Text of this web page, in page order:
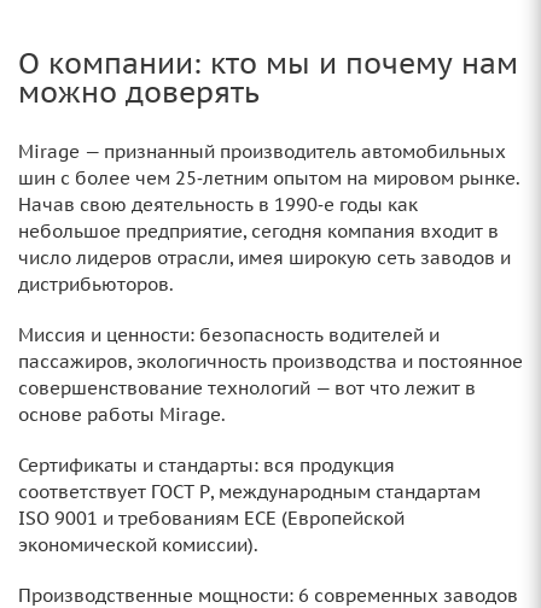
О компании: кто мы и почему нам
можно доверять
Mirage — признанный производитель автомобильных
шин с более чем 25‑летним опытом на мировом рынке.
Начав свою деятельность в 1990‑е годы как
небольшое предприятие, сегодня компания входит в
число лидеров отрасли, имея широкую сеть заводов и
дистрибьюторов.
Миссия и ценности: безопасность водителей и
пассажиров, экологичность производства и постоянное
совершенствование технологий — вот что лежит в
основе работы Mirage.
Сертификаты и стандарты: вся продукция
соответствует ГОСТ Р, международным стандартам
ISO 9001 и требованиям ECE (Европейской
экономической комиссии).
Производственные мощности: 6 современных заводов